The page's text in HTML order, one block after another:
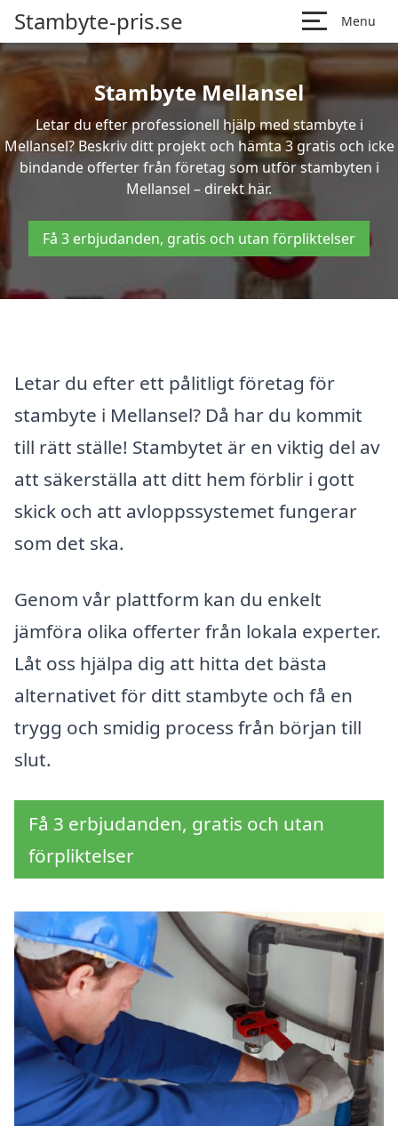
Stambyte-pris.se Menu
Stambyte Mellansel
Letar du efter professionell hjälp med stambyte i
Mellansel? Beskriv ditt projekt och hämta 3 gratis och icke
bindande offerter från företag som utför stambyten i
Mellansel – direkt här.
Få 3 erbjudanden, gratis och utan förpliktelser
Letar du efter ett pålitligt företag för
stambyte i Mellansel? Då har du kommit
till rätt ställe! Stambytet är en viktig del av
att säkerställa att ditt hem förblir i gott
skick och att avloppssystemet fungerar
som det ska.
Genom vår plattform kan du enkelt
jämföra olika offerter från lokala experter.
Låt oss hjälpa dig att hitta det bästa
alternativet för ditt stambyte och få en
trygg och smidig process från början till
slut.
Få 3 erbjudanden, gratis och utan
förpliktelser